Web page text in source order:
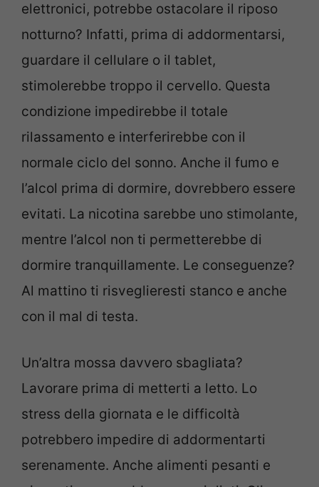
elettronici, potrebbe ostacolare il riposo
notturno? Infatti, prima di addormentarsi,
guardare il cellulare o il tablet,
stimolerebbe troppo il cervello. Questa
condizione impedirebbe il totale
rilassamento e interferirebbe con il
normale ciclo del sonno. Anche il fumo e
l’alcol prima di dormire, dovrebbero essere
evitati. La nicotina sarebbe uno stimolante,
mentre l’alcol non ti permetterebbe di
dormire tranquillamente. Le conseguenze?
Al mattino ti risveglieresti stanco e anche
con il mal di testa.
Un’altra mossa davvero sbagliata?
Lavorare prima di metterti a letto. Lo
stress della giornata e le difficoltà
potrebbero impedire di addormentarti
serenamente. Anche alimenti pesanti e